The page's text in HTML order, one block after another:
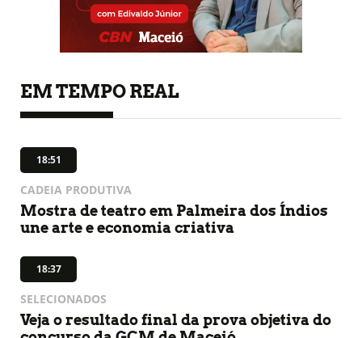
EM TEMPO REAL
18:51
CADEIA PRODUTIVA
Mostra de teatro em Palmeira dos Índios
une arte e economia criativa
18:37
SELECIONADOS
Veja o resultado final da prova objetiva do